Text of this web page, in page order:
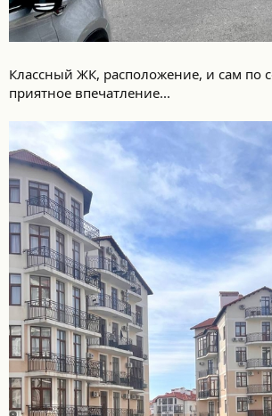
Классный ЖК, расположение, и сам по
приятное впечатление...